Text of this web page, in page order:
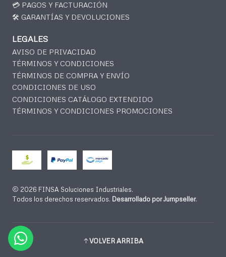
💳 PAGOS Y FACTURACIÓN
🛠️ GARANTÍAS Y DEVOLUCIONES
LEGALES
AVISO DE PRIVACIDAD
TÉRMINOS Y CONDICIONES
TÉRMINOS DE COMPRA Y ENVÍO
CONDICIONES DE USO
CONDICIONES CATÁLOGO EXTENDIDO
TÉRMINOS Y CONDICIONES PROMOCIONES
2026 FINSA Soluciones Industriales.
Todos los derechos reservados. Desarrollado por Jumpseller.
VOLVER ARRIBA